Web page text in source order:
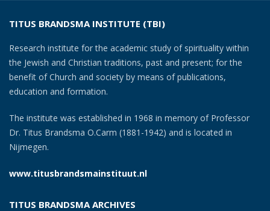
TITUS BRANDSMA INSTITUTE (TBI)
Research institute for the academic study of spirituality within
the Jewish and Christian traditions, past and present; for the
benefit of Church and society by means of publications,
education and formation.
The institute was established in 1968 in memory of Professor
Dr. Titus Brandsma O.Carm (1881-1942) and is located in
Nijmegen.
www.titusbrandsmainstituut.nl
TITUS BRANDSMA ARCHIVES